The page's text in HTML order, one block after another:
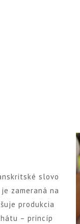
slovo
zameraná na
produkcia
– princíp